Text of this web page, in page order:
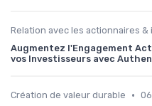
Relation avec les actionnaires
Augmentez l'Engagement
vos Investisseurs avec
Création de valeur durable •